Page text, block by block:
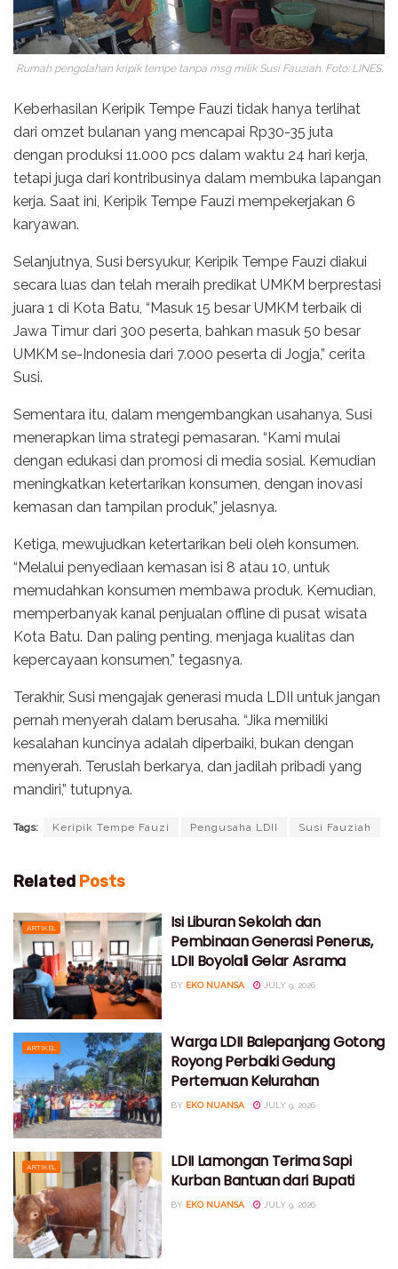
Rumah pengolahan kripik tempe tanpa msg milik Susi Fauziah. Foto: LINES.
Keberhasilan Keripik Tempe Fauzi tidak hanya terlihat
dari omzet bulanan yang mencapai Rp30-35 juta
dengan produksi 11.000 pcs dalam waktu 24 hari kerja,
tetapi juga dari kontribusinya dalam membuka lapangan
kerja. Saat ini, Keripik Tempe Fauzi mempekerjakan 6
karyawan.
Selanjutnya, Susi bersyukur, Keripik Tempe Fauzi diakui
secara luas dan telah meraih predikat UMKM berprestasi
juara 1 di Kota Batu, “Masuk 15 besar UMKM terbaik di
Jawa Timur dari 300 peserta, bahkan masuk 50 besar
UMKM se-Indonesia dari 7.000 peserta di Jogja,” cerita
Susi.
Sementara itu, dalam mengembangkan usahanya, Susi
menerapkan lima strategi pemasaran. “Kami mulai
dengan edukasi dan promosi di media sosial. Kemudian
meningkatkan ketertarikan konsumen, dengan inovasi
kemasan dan tampilan produk,” jelasnya.
Ketiga, mewujudkan ketertarikan beli oleh konsumen.
“Melalui penyediaan kemasan isi 8 atau 10, untuk
memudahkan konsumen membawa produk. Kemudian,
memperbanyak kanal penjualan offline di pusat wisata
Kota Batu. Dan paling penting, menjaga kualitas dan
kepercayaan konsumen,” tegasnya.
Terakhir, Susi mengajak generasi muda LDII untuk jangan
pernah menyerah dalam berusaha. “Jika memiliki
kesalahan kuncinya adalah diperbaiki, bukan dengan
menyerah. Teruslah berkarya, dan jadilah pribadi yang
mandiri,” tutupnya.
Tags: Keripik Tempe Fauzi Pengusaha LDII Susi Fauziah
Related Posts
ARTIKEL
Isi Liburan Sekolah dan
Pembinaan Generasi Penerus,
LDII Boyolali Gelar Asrama
BY EKO NUANSA JULY 9, 2026
ARTIKEL
Warga LDII Balepanjang Gotong
Royong Perbaiki Gedung
Pertemuan Kelurahan
BY EKO NUANSA JULY 9, 2026
ARTIKEL
LDII Lamongan Terima Sapi
Kurban Bantuan dari Bupati
BY EKO NUANSA JULY 9, 2026